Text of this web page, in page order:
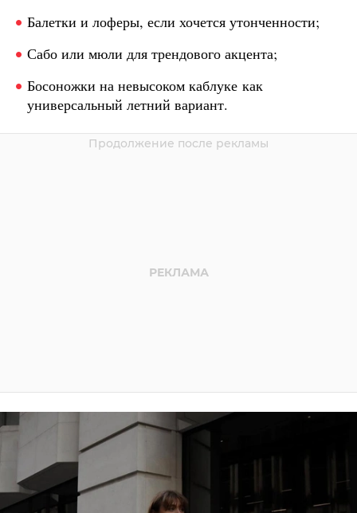
Балетки и лоферы, если хочется утонченности;
Сабо или мюли для трендового акцента;
Босоножки на невысоком каблуке как
универсальный летний вариант.